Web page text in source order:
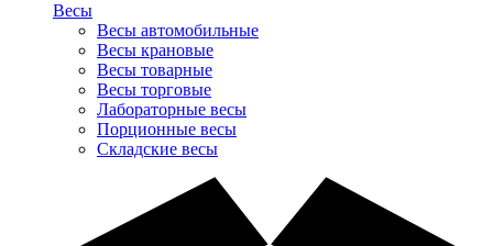
Весы
Весы автомобильные
Весы крановые
Весы товарные
Весы торговые
Лабораторные весы
Порционные весы
Складские весы